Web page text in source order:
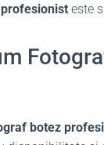
este
botez